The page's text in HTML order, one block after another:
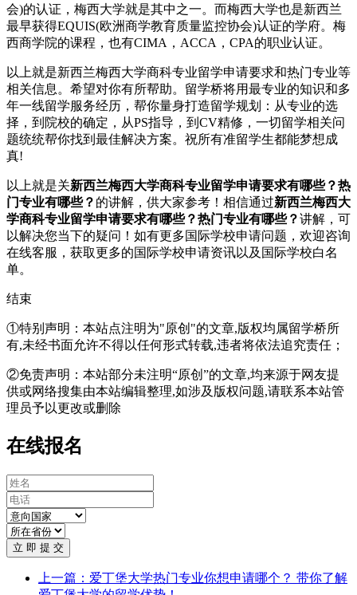
会)的认证，梅西大学就是其中之一。而梅西大学也是新西兰
最早获得EQUIS(欧洲商学教育质量监控协会)认证的学府。梅
西商学院的课程，也有CIMA，ACCA，CPA的职业认证。
以上就是新西兰梅西大学商科专业留学申请要求和热门专业等
相关信息。希望对你有所帮助。留学桥将用最专业的知识和多
年一线留学服务经历，帮你量身打造留学规划：从专业的选
择，到院校的确定，从PS指导，到CV精修，一切留学相关问
题统统帮你找到最佳解决方案。祝所有准留学生都能梦想成
真!
以上就是关新西兰梅西大学商科专业留学申请要求有哪些？热
门专业有哪些？ 的讲解，供大家参考！相信通过新西兰梅西大
学商科专业留学申请要求有哪些？热门专业有哪些？讲解，可
以解决您当下的疑问！如有更多国际学校申请问题，欢迎咨询
在线客服 ，获取更多的国际学校申请资讯以及国际学校白名
单。
结束
①特别声明：本站点注明为"原创"的文章,版权均属留学桥所
有,未经书面允许不得以任何形式转载,违者将依法追究责任；
②免责声明：本站部分未注明“原创”的文章,均来源于网友提
供或网络搜集由本站编辑整理,如涉及版权问题,请联系本站管
理员予以更改或删除
在线报名
立 即 提 交
上一篇：爱丁堡大学热门专业你想申请哪个？ 带你了解